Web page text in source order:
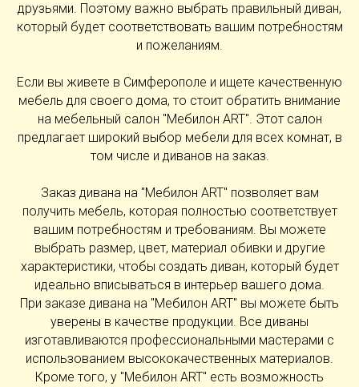
друзьями. Поэтому важно выбрать правильный диван,
который будет соответствовать вашим потребностям
и пожеланиям.
Если вы живете в Симферополе и ищете качественную
мебель для своего дома, то стоит обратить внимание
на мебельный салон "Мебилон ART". Этот салон
предлагает широкий выбор мебели для всех комнат, в
том числе и диванов на заказ.
Заказ дивана на "Мебилон ART" позволяет вам
получить мебель, которая полностью соответствует
вашим потребностям и требованиям. Вы можете
выбрать размер, цвет, материал обивки и другие
характеристики, чтобы создать диван, который будет
идеально вписываться в интерьер вашего дома.
При заказе дивана на "Мебилон ART" вы можете быть
уверены в качестве продукции. Все диваны
изготавливаются профессиональными мастерами с
использованием высококачественных материалов.
Кроме того, у "Мебилон ART" есть возможность